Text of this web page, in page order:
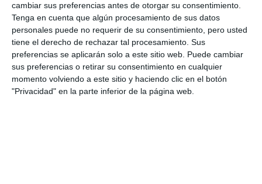
cambiar sus preferencias antes de otorgar su consentimiento.
Tenga en cuenta que algún procesamiento de sus datos
personales puede no requerir de su consentimiento, pero usted
tiene el derecho de rechazar tal procesamiento. Sus
preferencias se aplicarán solo a este sitio web. Puede cambiar
sus preferencias o retirar su consentimiento en cualquier
momento volviendo a este sitio y haciendo clic en el botón
"Privacidad" en la parte inferior de la página web.